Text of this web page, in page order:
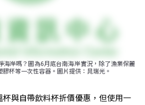
海岸嗎？圖為6月底台南海岸實況，除了漁業保麗
杯等一次性容器。圖片提供：晁瑞光。
與自帶飲料杯折價優惠，但使用一